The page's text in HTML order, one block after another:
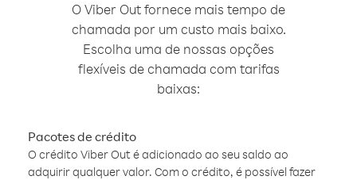
O Viber Out fornece mais tempo de
chamada por um custo mais baixo.
Escolha uma de nossas opções
flexíveis de chamada com tarifas
baixas:
Pacotes de crédito
O crédito Viber Out é adicionado ao seu saldo ao
adquirir qualquer valor. Com o crédito, é possível fazer